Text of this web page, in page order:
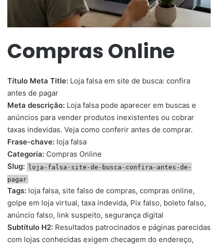
Compras Online
Título Meta Title: Loja falsa em site de busca: confira
antes de pagar
Meta descrição: Loja falsa pode aparecer em buscas e
anúncios para vender produtos inexistentes ou cobrar
taxas indevidas. Veja como conferir antes de comprar.
Frase-chave: loja falsa
Categoria: Compras Online
Slug: loja-falsa-site-de-busca-confira-antes-de-
pagar
Tags: loja falsa, site falso de compras, compras online,
golpe em loja virtual, taxa indevida, Pix falso, boleto falso,
anúncio falso, link suspeito, segurança digital
Subtítulo H2: Resultados patrocinados e páginas parecidas
com lojas conhecidas exigem checagem do endereço,